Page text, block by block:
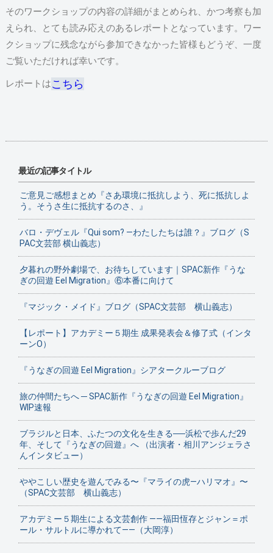
そのワークショップの内容の詳細がまとめられ、かつ考察も加
えられ、とても読み応えのあるレポートとなっています。ワー
クショップに残念ながら参加できなかった皆様もどうぞ、一度
ご覧いただければ幸いです。
レポートはこちら
最近の記事タイトル
ご意見ご感想まとめ『さあ環境に抵抗しよう、死に抵抗しよ
う。そうさ生に抵抗するのさ、』
バロ・デヴェル『Qui som? ―わたしたちは誰？』ブログ（S
PAC文芸部 横山義志）
夕暮れの野外劇場で、お待ちしています｜SPAC新作『うな
ぎの回遊 Eel Migration』⑥本番に向けて
『マジック・メイド』ブログ（SPAC文芸部 横山義志）
【レポート】アカデミー５期生 成果発表会＆修了式（インタ
ーンO）
『うなぎの回遊 Eel Migration』シアタークルーブログ
旅の仲間たちへ ─ SPAC新作『うなぎの回遊 Eel Migration』
WIP速報
ブラジルと日本、ふたつの文化を生きる──浜松で歩んだ29
年、そして『うなぎの回遊』へ （出演者・相川アンジェラさ
んインタビュー）
ややこしい歴史を遊んでみる〜『マライの虎—ハリマオ』〜
（SPAC文芸部 横山義志）
アカデミー５期生による文芸創作 ——福田恆存とジャン＝ポ
ール・サルトルに導かれて——（大岡淳）